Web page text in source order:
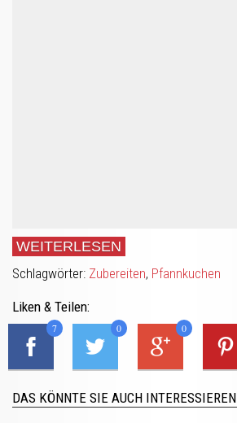
WEITERLESEN
Schlagwörter: Zubereiten, Pfannkuchen
Liken & Teilen:
7 0 0
DAS KÖNNTE SIE AUCH INTERESSIEREN